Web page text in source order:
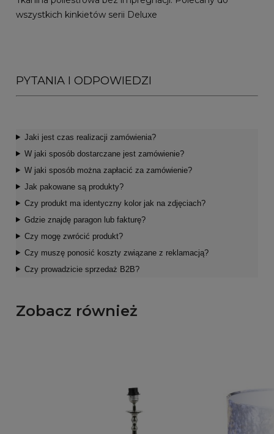
wszystkich kinkietów serii Deluxe
PYTANIA I ODPOWIEDZI
Jaki jest czas realizacji zamówienia?
W jaki sposób dostarczane jest zamówienie?
W jaki sposób można zapłacić za zamówienie?
Jak pakowane są produkty?
Czy produkt ma identyczny kolor jak na zdjęciach?
Gdzie znajdę paragon lub fakturę?
Czy mogę zwrócić produkt?
Czy muszę ponosić koszty związane z reklamacją?
Czy prowadzicie sprzedaż B2B?
Zobacz również